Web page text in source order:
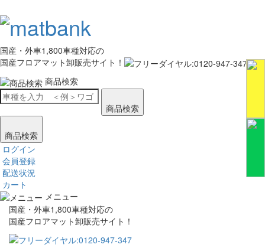
国産・外車1,800車種対応の
国産フロアマット卸販売サイト！
商品検索
商品検索
商品検索
ログイン
会員登録
配送状況
カート
メニュー
国産・外車1,800車種対応の
国産フロアマット卸販売サイト！